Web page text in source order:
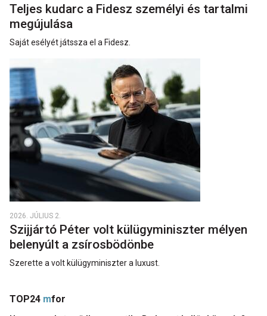
Teljes kudarc a Fidesz személyi és tartalmi
megújulása
Saját esélyét játssza el a Fidesz.
2026. JÚLIUS 2.
Szijjártó Péter volt külügyminiszter mélyen
belenyúlt a zsírosbödönbe
Szerette a volt külügyminiszter a luxust.
TOP24 mfor